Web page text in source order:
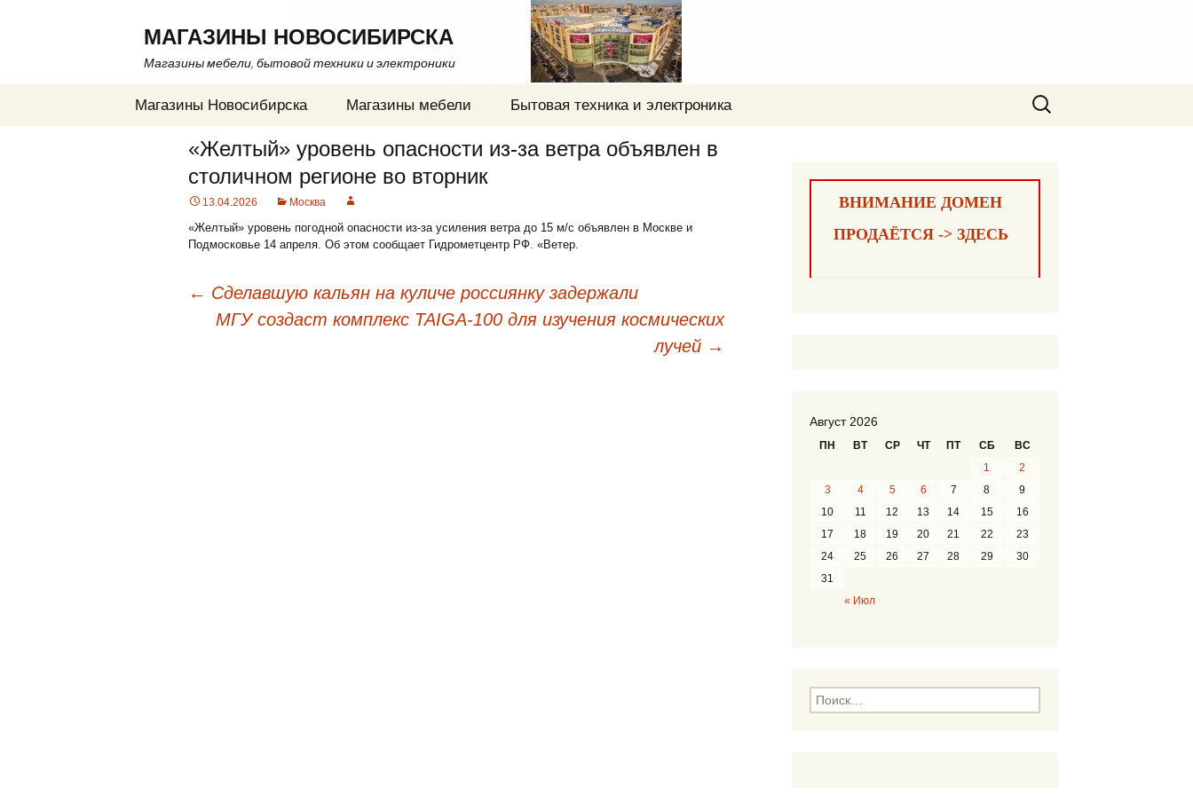
МАГАЗИНЫ НОВОСИБИРСКА
Магазины мебели, бытовой техники и электроники
содержимому
Магазины Новосибирска Магазины мебели Бытовая техника и электроника
Найти:
«Желтый» уровень опасности из-за ветра объявлен в
столичном регионе во вторник
13.04.2026 Москва
«Желтый» уровень погодной опасности из-за усиления ветра до 15 м/с объявлен в Москве и
Подмосковье 14 апреля. Об этом сообщает Гидрометцентр РФ. «Ветер.
← Сделавшую кальян на куличе россиянку задержали
МГУ создаст комплекс TAIGA-100 для изучения космических
лучей →
ВНИМАНИЕ ДОМЕН
ПРОДАЁТСЯ -> ЗДЕСЬ
Август 2026
ПН ВТ СР ЧТ ПТ СБ ВС
« Июл
1
2
3
4 5 6 7 8
9
10
11 12 13 14 15
16
17
18 19 20 21 22
23
24
25 26 27 28 29
30
31
Н
а